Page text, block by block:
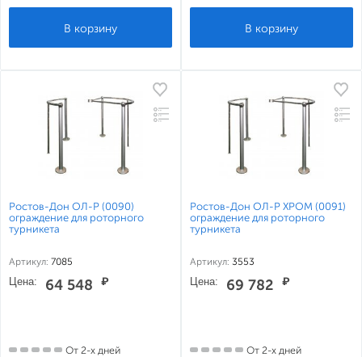
Ростов-Дон ОЛ-Р (0090)
ограждение для роторного
турникета
Артикул: 7085
Цена: 64 548 ₽
От 2-х дней
Ростов-Дон ОЛ-Р ХРОМ (0091)
ограждение для роторного
турникета
Артикул: 3553
Цена: 69 782 ₽
От 2-х дней